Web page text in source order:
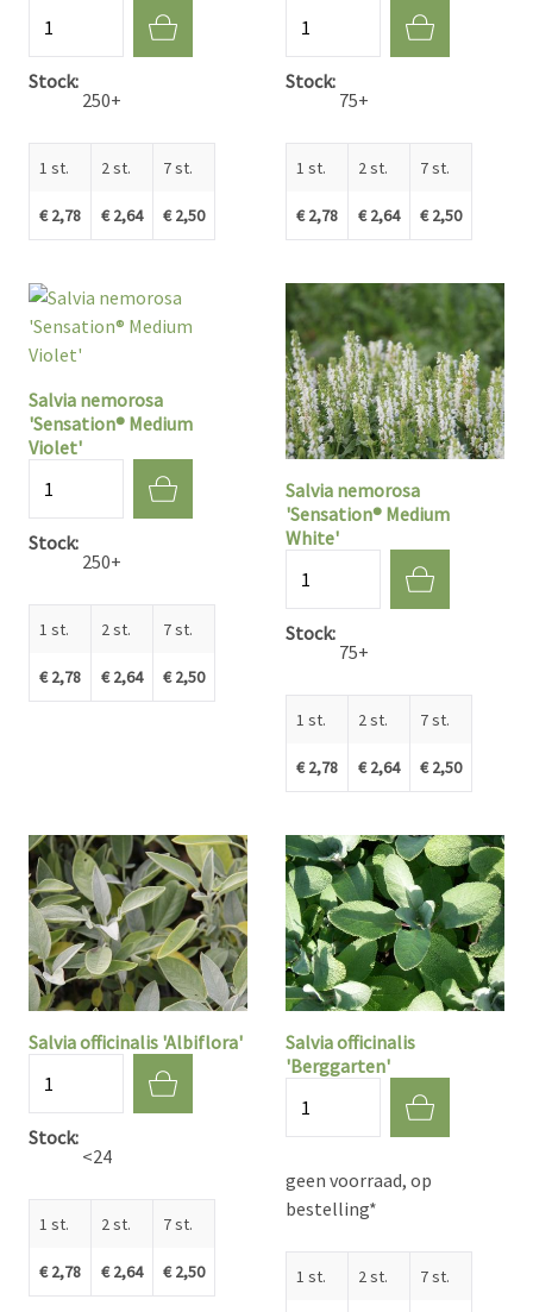
Stock
250+
1 st.
€ 2,78
2 st.
€ 2,64
7 st.
€ 2,50
Stock
75+
1 st.
€ 2,78
2 st.
€ 2,64
7 st.
€ 2,50
Salvia nemorosa
'Sensation® Medium
Violet'
Stock
250+
1 st.
€ 2,78
2 st.
€ 2,64
7 st.
€ 2,50
Salvia nemorosa
'Sensation® Medium
White'
Stock
75+
1 st.
€ 2,78
2 st.
€ 2,64
7 st.
€ 2,50
Salvia officinalis 'Albiflora'
Stock
<24
1 st.
€ 2,78
2 st.
€ 2,64
7 st.
€ 2,50
Salvia officinalis
'Berggarten'
geen voorraad, op
bestelling*
1 st. 2 st. 7 st.